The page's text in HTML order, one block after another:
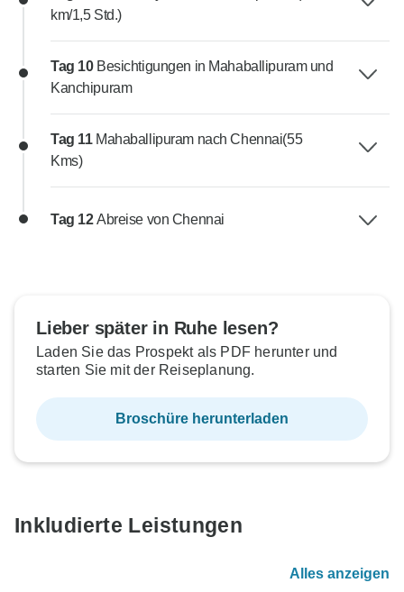
km/1,5 Std.)
Tag 10 Besichtigungen in Mahaballipuram und
Kanchipuram
Tag 11 Mahaballipuram nach Chennai(55
Kms)
Tag 12Abreise von Chennai
Lieber später in Ruhe lesen?
Laden Sie das Prospekt als PDF herunter und
starten Sie mit der Reiseplanung.
Broschüre herunterladen
Inkludierte Leistungen
Alles anzeigen